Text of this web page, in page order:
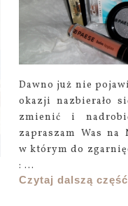
Dawno już nie
okazji nazbierało
zmienić i
zapraszam Was na
w którym do
: ...
Czytaj dalszą